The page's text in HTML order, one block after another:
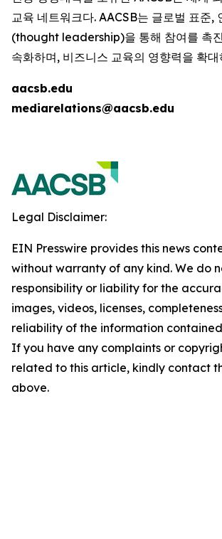
교육 네트워크다. AACSB는 글로벌 표준,
(thought leadership)을 통해 참여를 촉
속화하며, 비즈니스 교육의 영향력을 확대
aacsb.edu
mediarelations@aacsb.edu
Legal Disclaimer:
EIN Presswire provides this news
without warranty of any kind. We do
responsibility or liability for the
images, videos, licenses,
reliability of the information
If you have any complaints or
related to this article, kindly contact
above.